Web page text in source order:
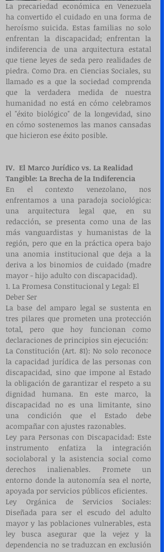
La precariedad económica en Venezuela
ha convertido el cuidado en una forma de
heroísmo suicida. Estas familias no solo
enfrentan la discapacidad; enfrentan la
indiferencia de una arquitectura estatal
que tiene leyes de seda pero realidades de
piedra. Como Dra. en Ciencias Sociales, su
llamado es a que la sociedad comprenda
que la verdadera medida de nuestra
humanidad no está en cómo celebramos
el "éxito biológico" de la longevidad, sino
en cómo sostenemos las manos cansadas
que hicieron ese éxito posible.
IV.  El Marco Jurídico vs. La Realidad
Tangible: La Brecha de la Indiferencia
En el contexto venezolano, nos
enfrentamos a una paradoja sociológica:
una arquitectura legal que, en su
redacción, se presenta como una de las
más vanguardistas y humanistas de la
región, pero que en la práctica opera bajo
una anomia institucional que deja a la
deriva a los binomios de cuidado (madre
mayor - hijo adulto con discapacidad).
1. La Promesa Constitucional y Legal: El
Deber Ser
La base del amparo legal se sustenta en
tres pilares que prometen una protección
total, pero que hoy funcionan como
declaraciones de principios sin ejecución:
La Constitución (Art. 81): No solo reconoce
la capacidad jurídica de las personas con
discapacidad, sino que impone al Estado
la obligación de garantizar el respeto a su
dignidad humana. En este marco, la
discapacidad no es una limitante, sino
una condición que el Estado debe
acompañar con ajustes razonables.
Ley para Personas con Discapacidad: Este
instrumento enfatiza la integración
sociolaboral y la asistencia social como
derechos inalienables. Promete un
entorno donde la autonomía sea el norte,
apoyada por servicios públicos eficientes.
Ley Orgánica de Servicios Sociales:
Diseñada para ser el escudo del adulto
mayor y las poblaciones vulnerables, esta
ley busca asegurar que la vejez y la
dependencia no se traduzcan en exclusión